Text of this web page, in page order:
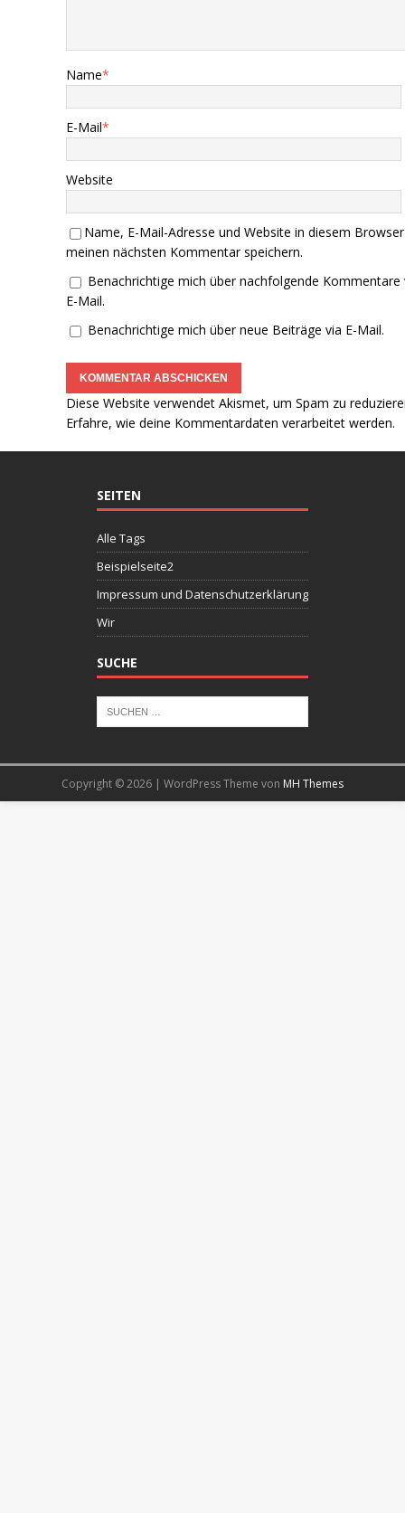
Name*
E-Mail*
Website
Name, E-Mail-Adresse und Website in diesem
meinen nächsten Kommentar speichern.
Benachrichtige mich über nachfolgende Kommentare
E-Mail.
Benachrichtige mich über neue Beiträge via E-Mail.
Diese Website verwendet Akismet, um Spam zu
Erfahre, wie deine Kommentardaten verarbeitet werden.
SEITEN
Alle Tags
Beispielseite2
Impressum und Datenschutzerklärung
Wir
SUCHE
Copyright © 2026 | WordPress Theme von MH Themes